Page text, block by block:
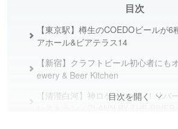
目次
【東京駅】樽生のCOEDOビールが
アホール&ビアテラス14
【新宿】クラフトビール初心者にも
ewery & Beer Kitchen
【清澄白河】神ロケーション！リバ
目次を開く